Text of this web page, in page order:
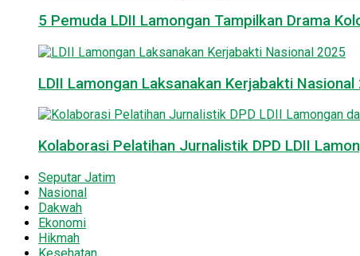
5 Pemuda LDII Lamongan Tampilkan Drama
LDII Lamongan Laksanakan Kerjabakti Nasional
Kolaborasi Pelatihan Jurnalistik DPD LDII
Seputar Jatim
Nasional
Dakwah
Ekonomi
Hikmah